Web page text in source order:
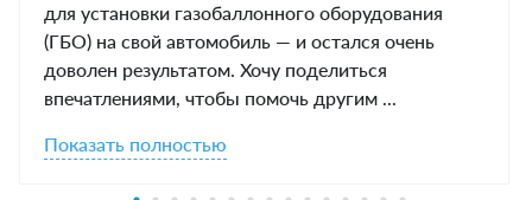
для установки газобаллонного оборудования
(ГБО) на свой автомобиль — и остался очень
доволен результатом. Хочу поделиться
впечатлениями, чтобы помочь другим ...
Показать полностью